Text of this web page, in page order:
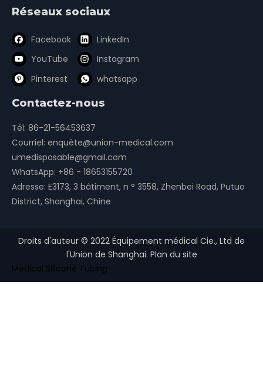
Réseaux sociaux
Facebook
LinkedIn
YouTube
Instagram
Pinterest
whatsapp
Contactez-nous
Tél: 86-21-56453637
Courriel: enquête@union-medical.com
umedisposable@gmail.com
WhatsApp: +86 - 18653155720
Adresse: E3173, 3 bâtiment, n ° 3558, Zhenbei Road, Putuo
District, Shanghai, Chine
Droits d'auteur © 2022 Équipement médical Cie., Ltd de
l'Union de Shanghai. Plan du site
Medical Silicone Tubing